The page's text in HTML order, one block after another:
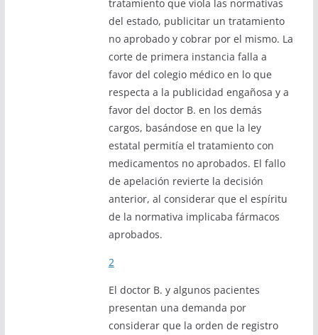
tratamiento que viola las normativas
del estado, publicitar un tratamiento
no aprobado y cobrar por el mismo. La
corte de primera instancia falla a
favor del colegio médico en lo que
respecta a la publicidad engañosa y a
favor del doctor B. en los demás
cargos, basándose en que la ley
estatal permitía el tratamiento con
medicamentos no aprobados. El fallo
de apelación revierte la decisión
anterior, al considerar que el espíritu
de la normativa implicaba fármacos
aprobados.
2
El doctor B. y algunos pacientes
presentan una demanda por
considerar que la orden de registro